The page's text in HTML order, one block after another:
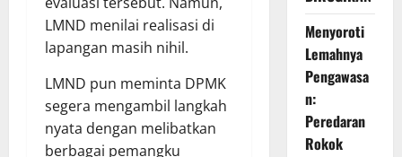
LMND menilai realisasi di
lapangan masih nihil.
LMND pun meminta DPMK
segera mengambil langkah
nyata dengan melibatkan
berbagai pemangku
Menyoroti
Lemahnya
Pengawasa
n:
Peredaran
Rokok